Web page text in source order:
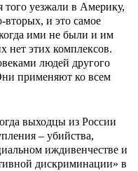
того уезжали в Америку,
вторых, и это самое
ими не были и им
нет этих комплексов.
людей другого
применяют ко всем
выходцы из России
– убийства,
иждивенчестве и
дискриминации» в